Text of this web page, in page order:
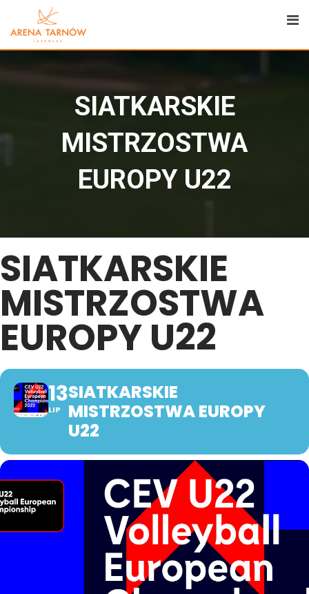
SIATKARSKIE
MISTRZOSTWA
EUROPY U22
SIATKARSKIE
MISTRZOSTWA
EUROPY U22
13
LIP
SIATKARSKIE
MISTRZOSTWA EUROPY
U22